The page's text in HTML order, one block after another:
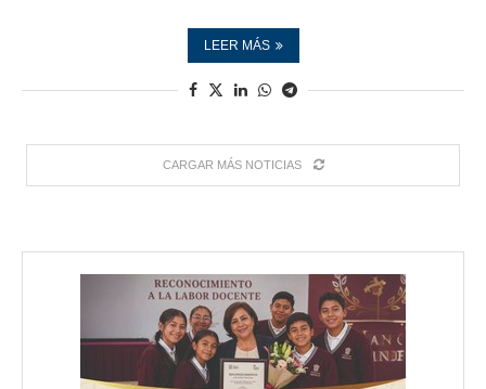
LEER MÁS
CARGAR MÁS NOTICIAS